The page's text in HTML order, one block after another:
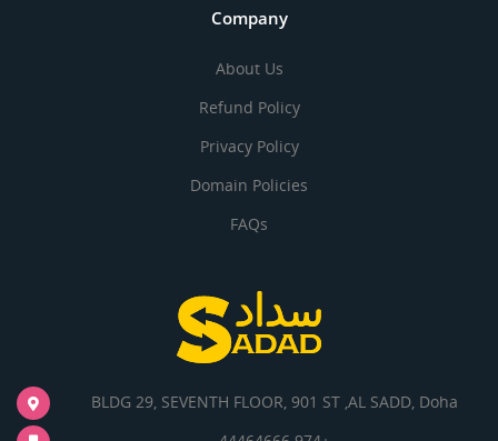
Company
About Us
Refund Policy
Privacy Policy
Domain Policies
FAQs
BLDG 29, SEVENTH FLOOR, 901 ST ,AL SADD, Doha